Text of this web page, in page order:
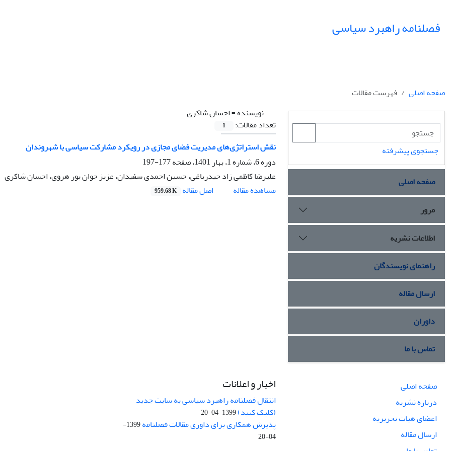
فصلنامه راهبرد سیاسی
صفحه اصلی
فهرست مقالات
نویسنده =احسان شاکری
تعداد مقالات:
1
نقش استراتژی‌های مدیریت فضای مجازی در رویکرد مشارکت سیاسی با شهروندان
دوره 6، شماره 1، بهار 1401، صفحه
177-197
علیرضا کاظمی زاد حیدرباغی، حسین احمدی سفیدان، عزیز جوان پور هروی، احسان شاکری
مشاهده مقاله
اصل مقاله 959.68 K
جستجوی پیشرفته
صفحه اصلی
مرور
اطلاعات نشریه
راهنمای نویسندگان
ارسال مقاله
داوران
تماس با ما
صفحه اصلی
درباره نشریه
اعضای هیات تحریریه
ارسال مقاله
اخبار و اعلانات
انتقال فصلنامه راهبرد سیاسی به سایت جدید
(کلیک کنید)1399-04-20
پذیرش همکاری برای داوری مقالات فصلنامه
1399-
04-20